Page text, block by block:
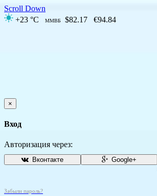
Scroll Down
+23 °C
ММВБ $82.17 €94.84
×
Вход
Авторизация через:
Вконтакте Google+
Забыли пароль?